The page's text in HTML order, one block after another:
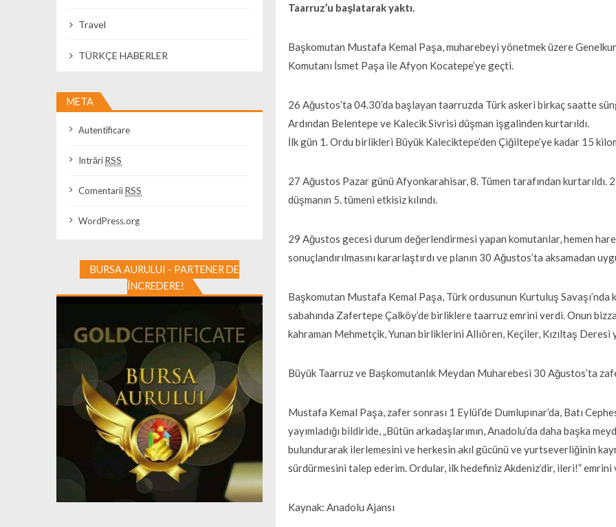
Taarruz’u başlatarak yaktı.
Başkomutan Mustafa Kemal Paşa, muharebeyi yönetmek üzere
Komutanı İsmet Paşa ile Afyon Kocatepe’ye geçti.
26 Ağustos’ta 04.30’da başlayan taarruzda Türk askeri birkaç saatte
Ardından Belentepe ve Kalecik Sivrisi düşman işgalinden kurtarıldı.
İlk gün 1. Ordu birlikleri Büyük Kaleciktepe’den Çiğiltepe’ye kadar 15
27 Ağustos Pazar günü Afyonkarahisar, 8. Tümen tarafından kurtarıldı.
düşmanın 5. tümeni etkisiz kılındı.
29 Ağustos gecesi durum değerlendirmesi yapan komutanlar, hemen
sonuçlandırılmasını kararlaştırdı ve planın 30 Ağustos’ta aksamadan
Başkomutan Mustafa Kemal Paşa, Türk ordusunun Kurtuluş
sabahında Zafertepe Çalköy’de birliklere taarruz emrini verdi. Onun
kahraman Mehmetçik, Yunan birliklerini Allıören, Keçiler, Kızıltaş Deresi
Büyük Taarruz ve Başkomutanlık Meydan Muharebesi 30 Ağustos’ta
Mustafa Kemal Paşa, zafer sonrası 1 Eylül’de Dumlupınar’da, Batı
yayımladığı bildiride, „Bütün arkadaşlarımın, Anadolu’da daha başka
bulundurarak ilerlemesini ve herkesin akıl gücünü ve yurtseverliğinin
sürdürmesini talep ederim. Ordular, ilk hedefiniz Akdeniz’dir, ileri!” emrini
Kaynak: Anadolu Ajansı
Travel
TÜRKÇE HABERLER
META
Autentificare
IntrăriRSS
ComentariiRSS
WordPress.org
BURSA AURULUI - PARTENER DE
ÎNCREDERE!